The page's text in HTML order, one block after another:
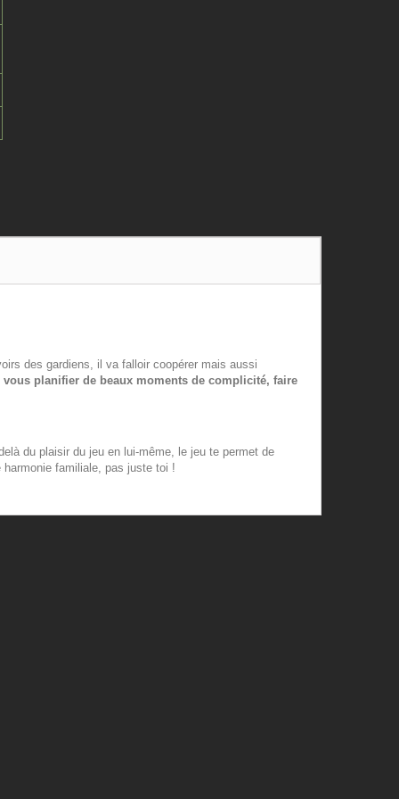
des gardiens, il va falloir coopérer mais aussi
vous planifier de beaux moments de complicité, faire
du plaisir du jeu en lui-même, le jeu te permet de
familiale, pas juste toi !